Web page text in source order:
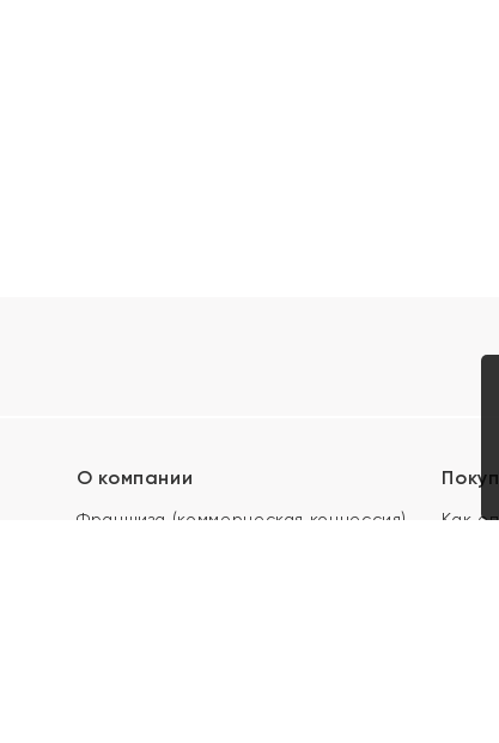
О компании
Франшиза (коммерческая концессия)
Как